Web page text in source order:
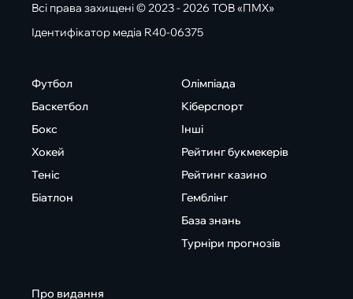
Всі права захищені © 2023 - 2026 ТОВ «ПМХ»
Ідентифікатор медіа R40-06375
Футбол
Баскетбол
Бокс
Хокей
Теніс
Біатлон
Олімпіада
Кіберспорт
Інші
Рейтинг букмекерів
Рейтинг казино
Гемблінг
База знань
Турніри прогнозів
Про видання